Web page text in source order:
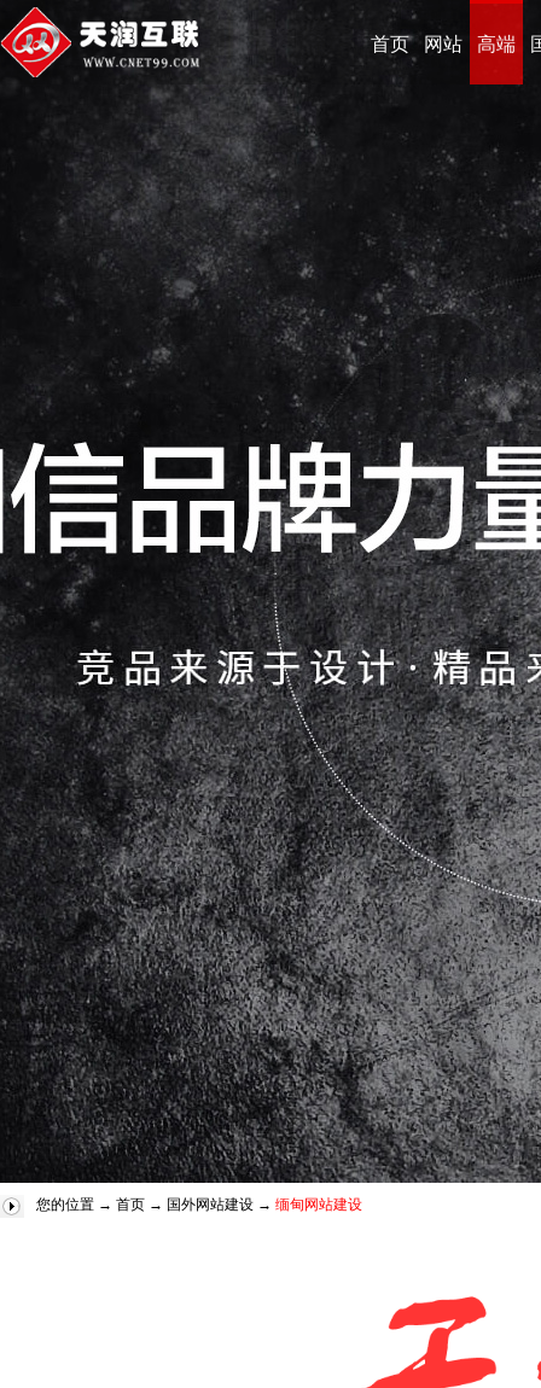
首页 网站 高端
您的位置 → 首页 → 国外网站建设 → 缅甸网站建设